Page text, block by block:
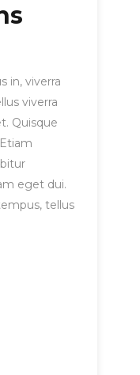
in, viverra
viverra
Quisque
eget dui.
tellus